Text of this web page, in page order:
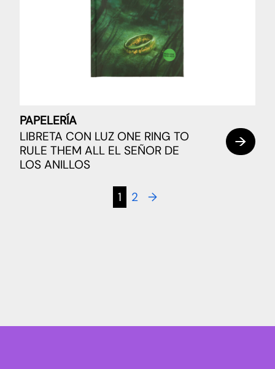
PAPELERÍA
LIBRETA CON LUZ ONE RING TO
RULE THEM ALL EL SEÑOR DE
LOS ANILLOS
1 2 →